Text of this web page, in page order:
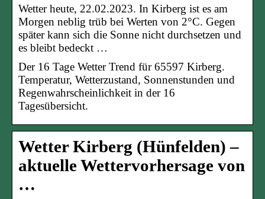
Wetter heute, 22.02.2023. In Kirberg ist es am
Morgen neblig trüb bei Werten von 2°C. Gegen
später kann sich die Sonne nicht durchsetzen und
es bleibt bedeckt …
Der 16 Tage Wetter Trend für 65597 Kirberg.
Temperatur, Wetterzustand, Sonnenstunden und
Regenwahrscheinlichkeit in der 16
Tagesübersicht.
Wetter Kirberg (Hünfelden) –
aktuelle Wettervorhersage von
…